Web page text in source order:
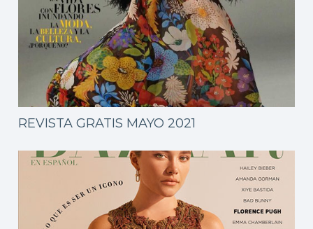
REVISTA GRATIS MAYO 2021